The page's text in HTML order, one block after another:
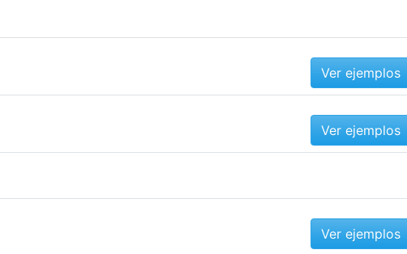
Ver ejemplos
Ver ejemplos
Ver ejemplos